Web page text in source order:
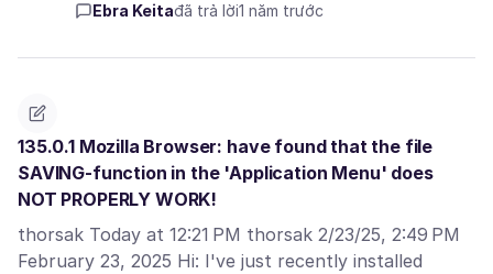
Ebra Keitađã trả lời1 năm trước
135.0.1 Mozilla Browser: have found that the file
SAVING-function in the 'Application Menu' does
NOT PROPERLY WORK!
thorsak Today at 12:21 PM thorsak 2/23/25, 2:49 PM
February 23, 2025 Hi: I've just recently installed